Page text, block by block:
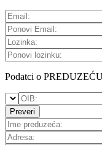
Podatci o
Preveri